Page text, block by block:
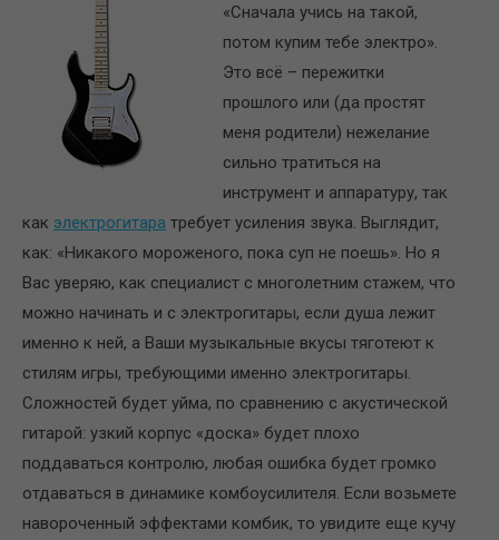
«Сначала учись на такой,
потом купим тебе электро».
Это всё – пережитки
прошлого или (да простят
меня родители) нежелание
сильно тратиться на
инструмент и аппаратуру, так
как электрогитара требует усиления звука. Выглядит,
как: «Никакого мороженого, пока суп не поешь». Но я
Вас уверяю, как специалист с многолетним стажем, что
можно начинать и с электрогитары, если душа лежит
именно к ней, а Ваши музыкальные вкусы тяготеют к
стилям игры, требующими именно электрогитары.
Сложностей будет уйма, по сравнению с акустической
гитарой: узкий корпус «доска» будет плохо
поддаваться контролю, любая ошибка будет громко
отдаваться в динамике комбоусилителя. Если возьмете
навороченный эффектами комбик, то увидите еще кучу